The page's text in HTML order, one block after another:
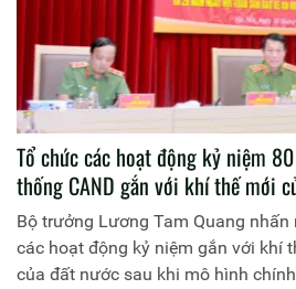
CAND trân trọng giới thiệu bài viết
ánh nội dung hoạt động này.
Tổ chức các hoạt động kỷ niệm
thống CAND gắn với khí thế mới
Bộ trưởng Lương Tam Quang
các hoạt động kỷ niệm gắn với khí
của đất nước sau khi mô hình